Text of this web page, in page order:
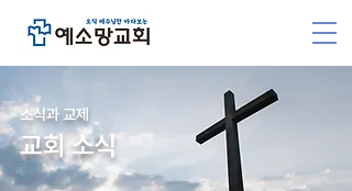
소식과 교제
교회 소식